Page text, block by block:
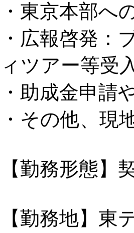
・東京本部へ
・広報啓発：
ィツアー等受
・助成金申請
・その他、現
【勤務形態】
【勤務地】東